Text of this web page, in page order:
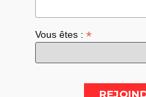
Vous êtes :*